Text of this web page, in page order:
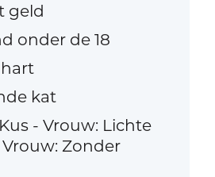
geld
onder de 18
kat
Kus - Vrouw: Lichte
Zonder